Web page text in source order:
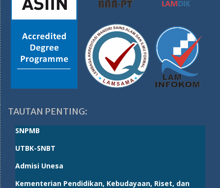
TAUTAN PENTING:
SNPMB
UTBK-SNBT
Admisi Unesa
Kementerian Pendidikan, Kebudayaan, Riset, dan